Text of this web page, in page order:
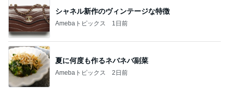
シャネル新作のヴィンテージな特徴
Amebaトピックス 1日前
夏に何度も作るネバネバ副菜
Amebaトピックス 2日前